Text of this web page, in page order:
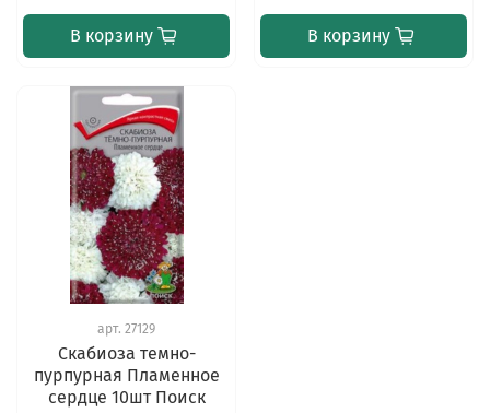
В корзину В корзину
арт. 27129
Скабиоза темно-
пурпурная Пламенное
сердце 10шт Поиск